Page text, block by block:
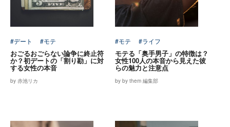
#デート #モテ
おごるおごらない論争に終止符
か？初デートの「割り勘」に対
する女性の本音
by 赤池リカ
#モテ #ライフ
モテる「奥手男子」の特徴は？
女性100人の本音から見えた彼
らの魅力と注意点
by by them 編集部